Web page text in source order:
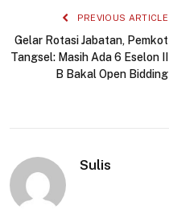
PREVIOUS ARTICLE
Gelar Rotasi Jabatan, Pemkot
Tangsel: Masih Ada 6 Eselon II
B Bakal Open Bidding
Sulis